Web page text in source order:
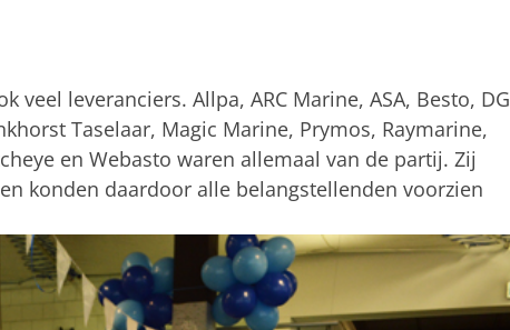
veel leveranciers. Allpa, ARC Marine, ASA, Besto, DG
Taselaar, Magic Marine, Prymos, Raymarine,
en Webasto waren allemaal van de partij. Zij
konden daardoor alle belangstellenden voorzien